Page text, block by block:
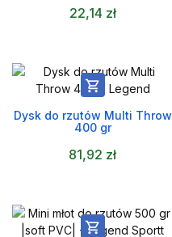
22,14 zł

Dysk do rzutów Multi Throw
400 gr
81,92 zł
